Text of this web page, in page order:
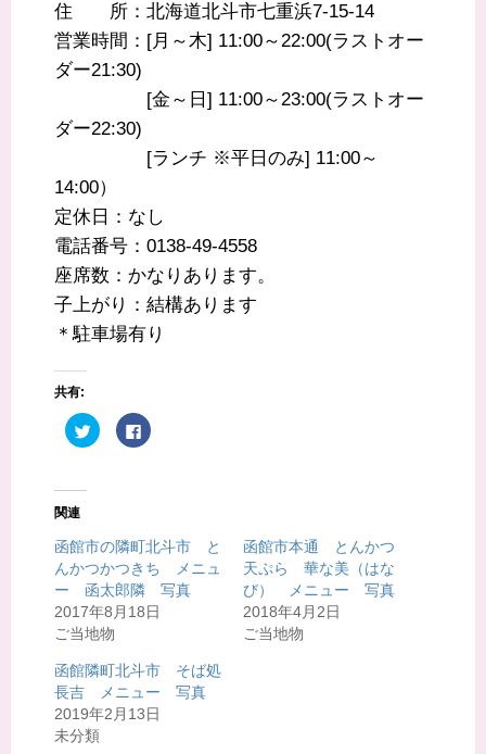
住 所：北海道北斗市七重浜7-15-14
営業時間：[月～木] 11:00～22:00(ラストオー
ダー21:30)
[金～日] 11:00～23:00(ラストオー
ダー22:30)
[ランチ ※平日のみ] 11:00～
14:00）
定休日：なし
電話番号：0138-49-4558
座席数：かなりあります。
子上がり：結構あります
＊駐車場有り
共有:
ク
リ
t
t
e
r
で
共
有
(
し
い
ィ
ン
ド
ウ
F
a
共
有
す
る
に
は
ク
ク
し
て
だ
関連
函館市の隣町北斗市 と
んかつかつきち メニュ
ー 函太郎隣 写真
2017年8月18日
ご当地物
函館市本通 とんかつ
天ぷら 華な美（はな
び） メニュー 写真
2018年4月2日
ご当地物
函館隣町北斗市 そば処
長吉 メニュー 写真
2019年2月13日
未分類